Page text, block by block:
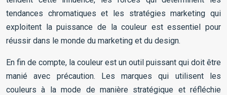
tendances chromatiques et les stratégies marketing qui
exploitent la puissance de la couleur est essentiel pour
réussir dans le monde du marketing et du design.
En fin de compte, la couleur est un outil puissant qui doit être
manié avec précaution. Les marques qui utilisent les
couleurs à la mode de manière stratégique et réfléchie